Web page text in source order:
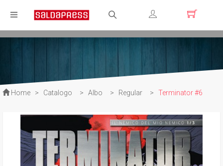
Registrati
Home > Catalogo > Albo > Regular > Terminator #6